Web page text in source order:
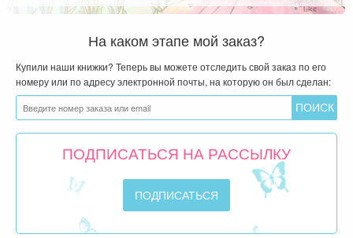
На каком этапе мой заказ?
Купили наши книжки? Теперь вы можете отследить свой заказ по его
номеру или по адресу электронной почты, на которую он был сделан:
ПОДПИСАТЬСЯ НА РАССЫЛКУ